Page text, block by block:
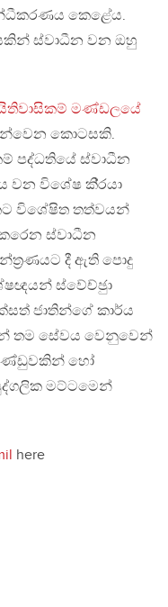
කෙළේය.
ස්වාධීන වන ඔහු
මණ්ඩලයේ
කොටසකි.
පද්ධතියේ ස්වාධීන
වන විශේෂ කි‍්‍රයා
විශේෂිත තත්වයන්
ස්වාධීන
දී ඇති පොදු
ස්වේච්ඡුා
ජාතින්ගේ කාර්ය
තම සේවය වෙනුවෙන්
හෝ
මට්ටමෙන්
here